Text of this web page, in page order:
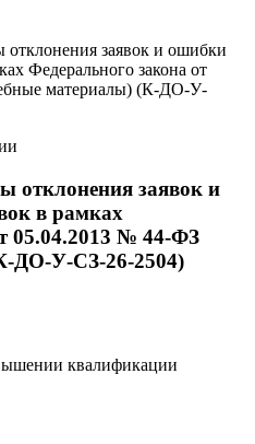
заявок и ошибки
Федерального закона от
материалы) (К-ДО-У-
отклонения заявок и
в рамках
05.04.2013 № 44-ФЗ
ДО-У-СЗ-26-2504)
квалификации